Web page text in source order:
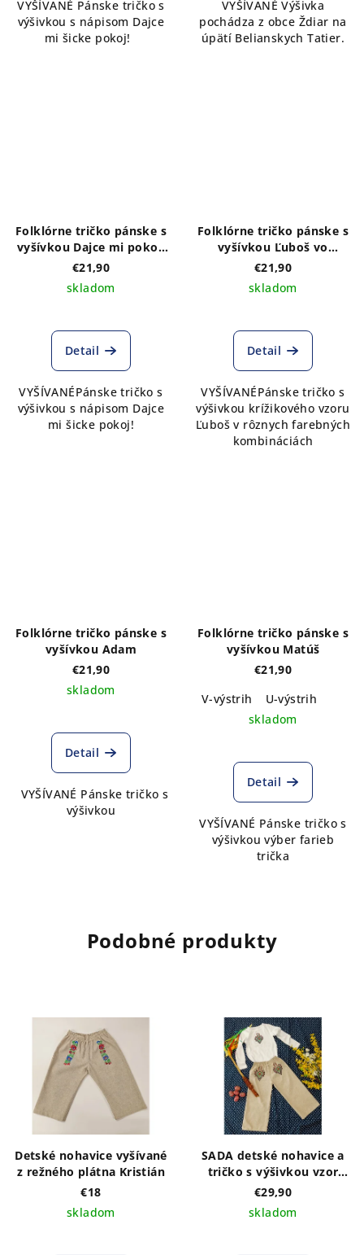
VYŠÍVANÉ Pánske tričko s
výšivkou s nápisom Dajce
mi šicke pokoj!
VYŠÍVANÉ Výšivka
pochádza z obce Ždiar na
úpätí Belianskych Tatier.
Folklórne tričko pánske s
vyšívkou Dajce mi pokoj!
čierne, biela výšivka
€21,90
skladom
Detail
VYŠÍVANÉPánske tričko s
výšivkou s nápisom Dajce
mi šicke pokoj!
Folklórne tričko pánske s
vyšívkou Ľuboš vo
folklórnych farbách
€21,90
skladom
Detail
VYŠÍVANÉPánske tričko s
výšivkou krížikového vzoru
Ľuboš v rôznych farebných
kombináciách
Folklórne tričko pánske s
vyšívkou Adam
€21,90
skladom
Detail
VYŠÍVANÉ Pánske tričko s
výšivkou
Folklórne tričko pánske s
vyšívkou Matúš
€21,90
V-výstrih
U-výstrih
skladom
Detail
VYŠÍVANÉ Pánske tričko s
výšivkou výber farieb
trička
Podobné produkty
Detské nohavice vyšívané
z režného plátna Kristián
€18
skladom
SADA detské nohavice a
tričko s výšivkou vzor
Matúš
€29,90
skladom